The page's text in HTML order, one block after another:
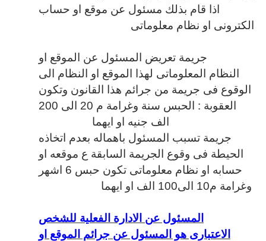
اذا قام بذلك مسئول عن موقع او حساب
الكترونى او نظام معلوماتى
جريمة تعريض المسئول عن الموقع او
النظام المعلوماتى لهذا الموقع او النظام الى
الوقوع فى جريمة من جرائم هذا القانون وتكون
العقوبة : الحبس سنة وغرامة م 20 الى 200
الف جنيه او ايهما
جريمة تسبب المسئول باهماله بعدم اتخاذه
الحيطة فى وقوع الجريمة السابقة ع موقعه او
حسابه او نظام معلوماتى تكون حبس 6 اشهر
وغرامة م10 الى100 الف او ايهما
المسئول عن الادارة الفعلية للشخص
الاعتبارى هو المسئول عن جرائم الموقع او